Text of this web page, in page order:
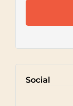
Social